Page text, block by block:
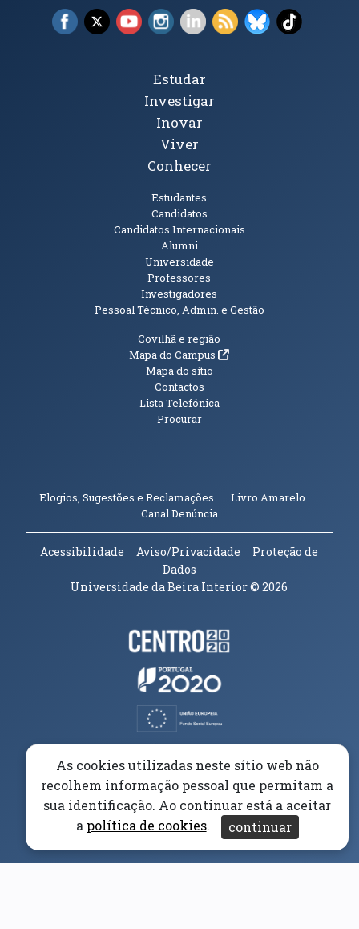
Facebook (abre em nova janela)
X (abre em nova janela)
YouTube (abre em nova janela)
Instagram (abre em nova janela)
LinkedIn (abre em nova
RSS (abre em nova
Bluesky (abre
TikTok
Tópicos Principais
Estudar
Investigar
Inovar
Viver
Conhecer
Estudantes
Candidatos
Candidatos Internacionais
Alumni
Universidade
Professores
Investigadores
Pessoal Técnico, Admin. e Gestão
Informações Adicionais
Covilhã e região
Mapa do Campus(abre em nova janela)
Mapa do sítio
Contactos
Lista Telefónica
Procurar
Elogios, Sugestões e Reclamações Livro Amarelo
Canal Denúncia(abre em nova janela)
Acessibilidade Aviso/Privacidade
Proteção de
Dados
Universidade da Beira Interior© 2026
Parceiros e Financiadores
(abre em nova janela)
(abre em nova janela)
As cookies utilizadas neste sítio web não
recolhem informação pessoal que permitam a
sua identificação. Ao continuar está a aceitar
a política de cookies. continuar